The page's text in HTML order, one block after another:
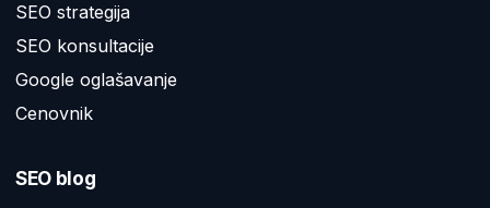
SEO strategija
SEO konsultacije
Google oglašavanje
Cenovnik
SEO blog